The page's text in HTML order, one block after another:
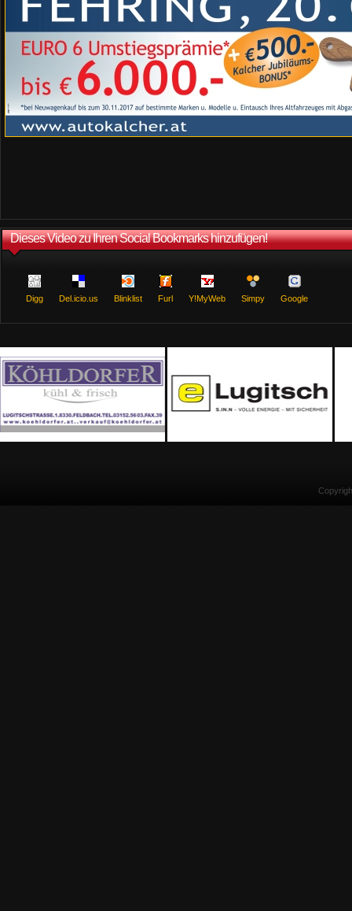
Dieses Video zu Ihren Social Bookmarks hinzufügen!
Digg Del.icio.us Blinklist Furl Y!MyWeb Simpy Google